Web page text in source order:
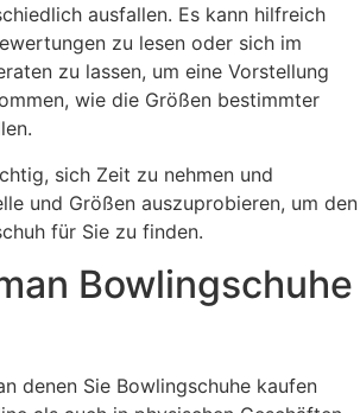
ausfallen. Es kann hilfreich
zu lesen oder sich im
zu lassen, um eine Vorstellung
wie die Größen bestimmter
sich Zeit zu nehmen und
und Größen auszuprobieren, um den
für Sie zu finden.
Bowlingschuhe
denen Sie Bowlingschuhe kaufen